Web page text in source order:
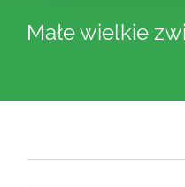
Małe wielkie